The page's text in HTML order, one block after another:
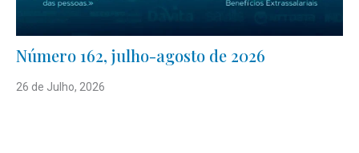
Número 162, julho-agosto de 2026
26 de Julho, 2026